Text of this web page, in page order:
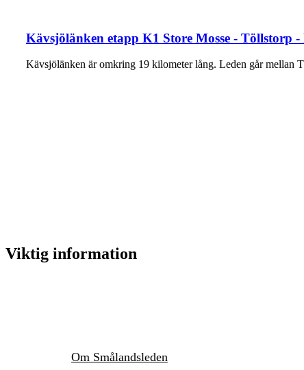
Kävsjölänken etapp K1 Store Mosse - Töllstorp -
Kävsjölänken är omkring 19 kilometer lång. Leden går
Viktig information
Om Smålandsleden